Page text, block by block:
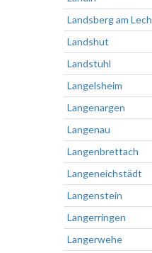
Landsberg am Lech
Landshut
Landstuhl
Langelsheim
Langenargen
Langenau
Langenbrettach
Langeneichstädt
Langenstein
Langerringen
Langerwehe